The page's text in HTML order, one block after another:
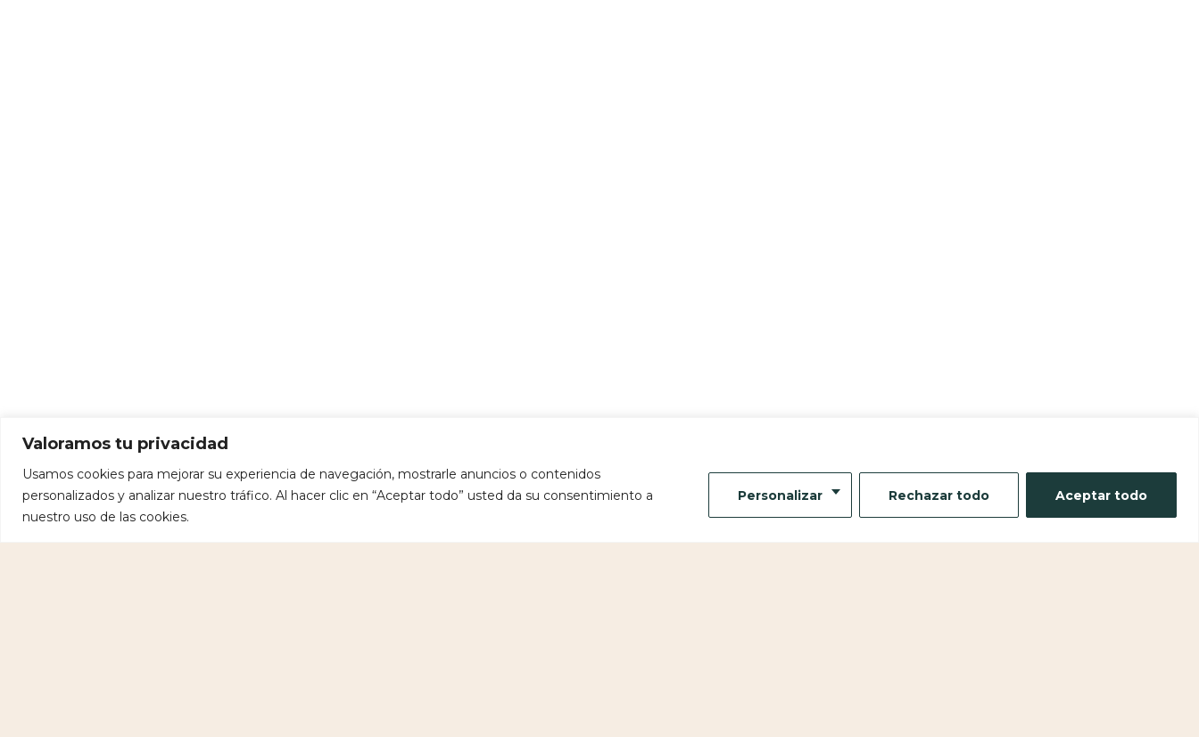
Valoramos tu privacidad
Usamos cookies para mejorar su experiencia de navegación, mostrarle anuncios o contenidos
personalizados y analizar nuestro tráfico. Al hacer clic en “Aceptar todo” usted da su consentimiento a
nuestro uso de las cookies.
Personalizar Rechazar todo Aceptar todo